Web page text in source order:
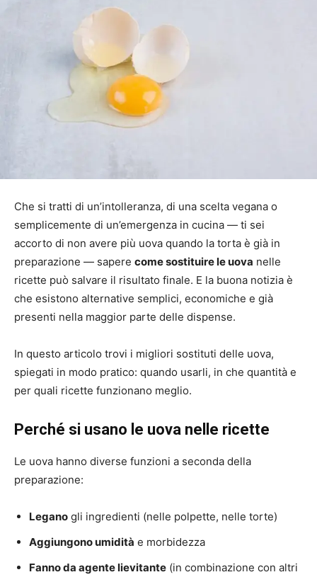
Che si tratti di un’intolleranza, di una scelta vegana o
semplicemente di un’emergenza in cucina — ti sei
accorto di non avere più uova quando la torta è già in
preparazione — sapere come sostituire le uova nelle
ricette può salvare il risultato finale. E la buona notizia è
che esistono alternative semplici, economiche e già
presenti nella maggior parte delle dispense.
In questo articolo trovi i migliori sostituti delle uova,
spiegati in modo pratico: quando usarli, in che quantità e
per quali ricette funzionano meglio.
Perché si usano le uova nelle ricette
Le uova hanno diverse funzioni a seconda della
preparazione:
Legano gli ingredienti (nelle polpette, nelle torte)
Aggiungono umidità e morbidezza
Fanno da agente lievitante (in combinazione con altri